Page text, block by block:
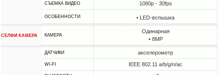
СЪЕМКА ВИДЕО 1080p - 30fps
ОСОБЕННОСТИ • LED-вспышка
СЕЛФИ КАМЕРА КАМЕРА
Одинарная
• 8MP
ДАТЧИКИ акселерометр
WI-FI IEEE 802.11 a/b/g/n/ac